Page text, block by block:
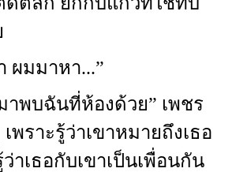
าหา...”
นที่ห้องด้วย” เพชร
พราะรู้ว่าเขาหมายถึงเธอ
าเธอกับเขาเป็นเพื่อนกัน